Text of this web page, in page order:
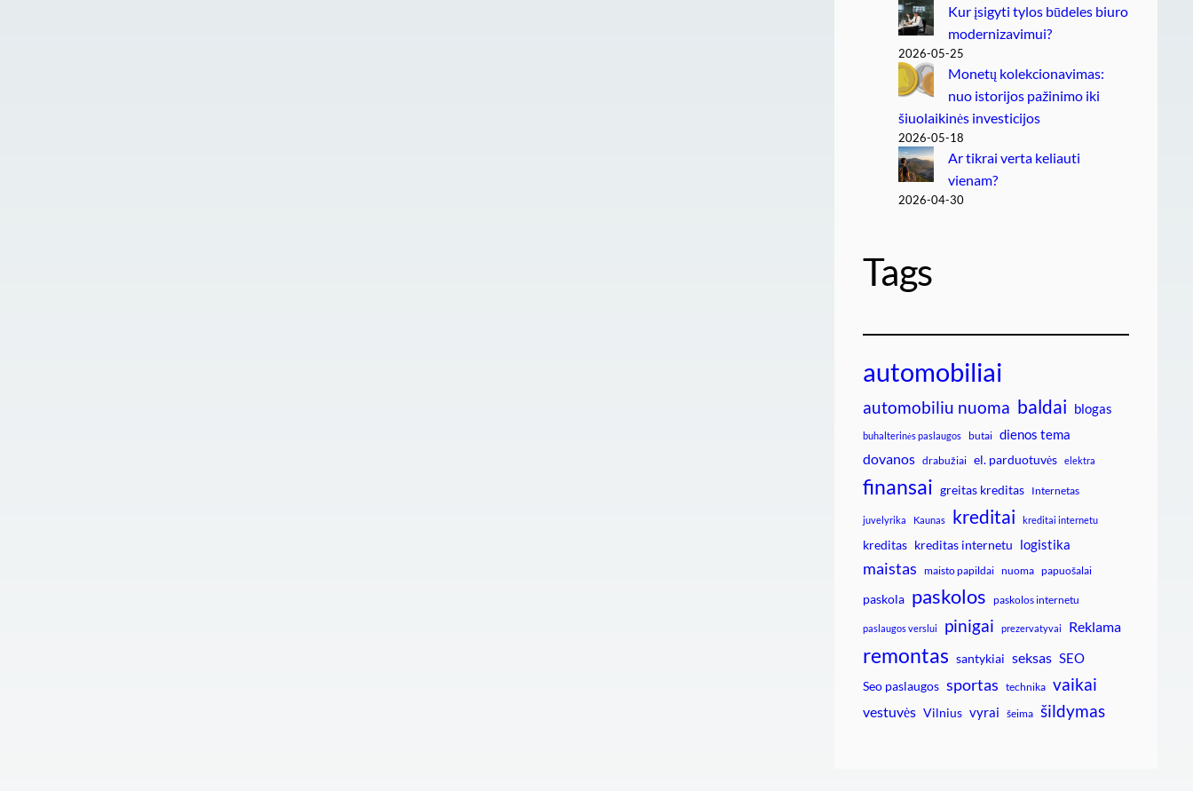
Kur įsigyti tylos būdeles biuro
modernizavimui?
2026-05-25
Monetų kolekcionavimas:
nuo istorijos pažinimo iki
šiuolaikinės investicijos
2026-05-18
Ar tikrai verta keliauti
vienam?
2026-04-30
Tags
automobiliai
automobiliu nuoma baldai blogas
buhalterinės paslaugos butai dienos tema
dovanos drabužiai el. parduotuvės elektra
finansai greitas kreditas Internetas
juvelyrika Kaunas kreditai kreditai internetu
kreditas kreditas internetu logistika
maistas maisto papildai nuoma papuošalai
paskola paskolos paskolos internetu
paslaugos verslui pinigai prezervatyvai Reklama
remontas santykiai seksas SEO
Seo paslaugos sportas technika vaikai
vestuvės Vilnius vyrai šeima šildymas